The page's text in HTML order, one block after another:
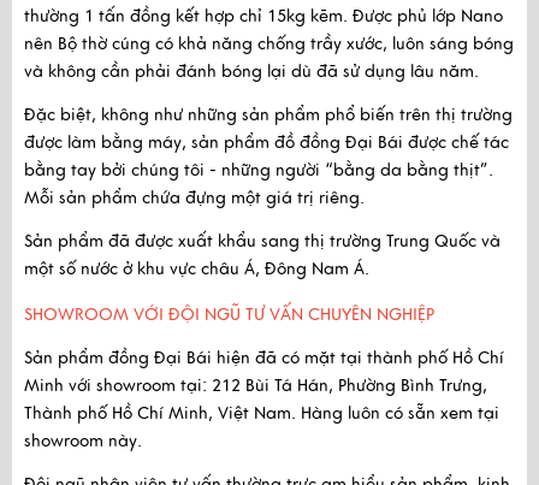
thường 1 tấn đồng kết hợp chỉ 15kg kẽm. Được phủ lớp Nano
nên Bộ thờ cúng có khả năng chống trầy xước, luôn sáng bóng
và không cần phải đánh bóng lại dù đã sử dụng lâu năm.
Đặc biệt, không như những sản phẩm phổ biến trên thị trường
được làm bằng máy, sản phẩm đồ đồng Đại Bái được chế tác
bằng tay bởi chúng tôi - những người “bằng da bằng thịt”.
Mỗi sản phẩm chứa đựng một giá trị riêng.
Sản phẩm đã được xuất khẩu sang thị trường Trung Quốc và
một số nước ở khu vực châu Á, Đông Nam Á.
SHOWROOM VỚI ĐỘI NGŨ TƯ VẤN CHUYÊN NGHIỆP
Sản phẩm đồng Đại Bái hiện đã có mặt tại thành phố Hồ Chí
Minh với showroom tại: 212 Bùi Tá Hán, Phường Bình Trưng,
Thành phố Hồ Chí Minh, Việt Nam. Hàng luôn có sẵn xem tại
showroom này.